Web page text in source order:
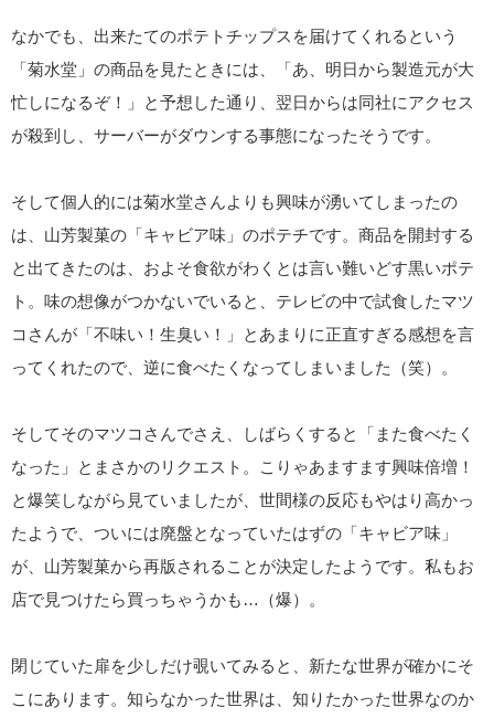
なかでも、出来たてのポテトチップスを届けてくれるという
「菊水堂」の商品を見たときには、「あ、明日から製造元が大
忙しになるぞ！」と予想した通り、翌日からは同社にアクセス
が殺到し、サーバーがダウンする事態になったそうです。
そして個人的には菊水堂さんよりも興味が湧いてしまったの
は、山芳製菓の「キャビア味」のポテチです。商品を開封する
と出てきたのは、およそ食欲がわくとは言い難いどす黒いポテ
ト。味の想像がつかないでいると、テレビの中で試食したマツ
コさんが「不味い！生臭い！」とあまりに正直すぎる感想を言
ってくれたので、逆に食べたくなってしまいました（笑）。
そしてそのマツコさんでさえ、しばらくすると「また食べたく
なった」とまさかのリクエスト。こりゃあますます興味倍増！
と爆笑しながら見ていましたが、世間様の反応もやはり高かっ
たようで、ついには廃盤となっていたはずの「キャビア味」
が、山芳製菓から再版されることが決定したようです。私もお
店で見つけたら買っちゃうかも…（爆）。
閉じていた扉を少しだけ覗いてみると、新たな世界が確かにそ
こにあります。知らなかった世界は、知りたかった世界なのか